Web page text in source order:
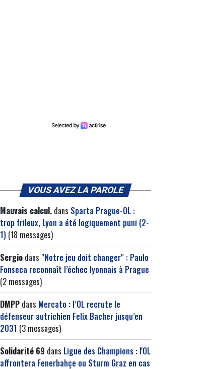
VOUS AVEZ LA PAROLE
Mauvais calcul. dans Sparta Prague-OL :
trop frileux, Lyon a été logiquement puni (2-
1) (18 messages)
Sergio dans "Notre jeu doit changer" : Paulo
Fonseca reconnaît l’échec lyonnais à Prague
(2 messages)
DMPP dans Mercato : l’OL recrute le
défenseur autrichien Felix Bacher jusqu’en
2031 (3 messages)
Solidarité 69 dans Ligue des Champions : l'OL
affrontera Fenerbahçe ou Sturm Graz en cas